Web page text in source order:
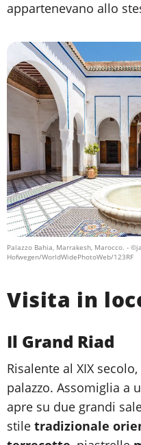
appartenevano allo
Palazzo Bahia, Marrakesh, Marocco. -
Hofwegen/WorldWidePhotoWeb/123RF
Visita in
Il Grand Riad
Risalente al XIX
palazzo. Assomiglia a
apre su due grandi
stile tradizionale